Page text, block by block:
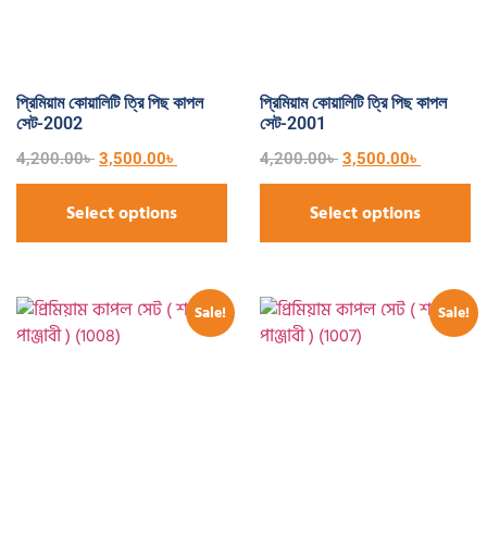
প্রিমিয়াম কোয়ালিটি ত্রি পিছ কাপল
সেট-2002
4,200.00৳ 3,500.00৳
Select options
প্রিমিয়াম কোয়ালিটি ত্রি পিছ কাপল
সেট-2001
4,200.00৳ 3,500.00৳
Select options
Sale! Sale!